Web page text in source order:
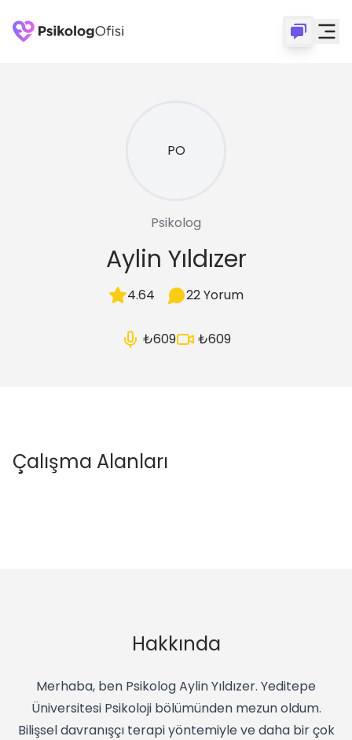
PO
Psikolog
Aylin Yıldızer
4.64 22Yorum
₺609 ₺609
Çalışma Alanları
Hakkında
Merhaba, ben Psikolog Aylin Yıldızer. Yeditepe
Üniversitesi Psikoloji bölümünden mezun oldum.
Bilişsel davranışçı terapi yöntemiyle ve daha bir çok